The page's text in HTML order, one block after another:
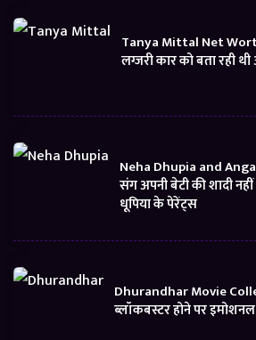
Tanya Mittal Net
लग्जरी कार को बता रही
Neha Dhupia and
संग अपनी बेटी की शादी
धूपिया के पेरेंट्स
Dhurandhar Movie
ब्लॉकबस्टर होने पर